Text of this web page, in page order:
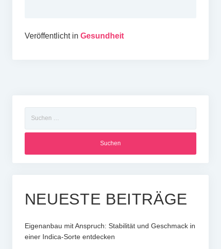
Veröffentlicht in Gesundheit
NEUESTE BEITRÄGE
Eigenanbau mit Anspruch: Stabilität und Geschmack in
einer Indica-Sorte entdecken